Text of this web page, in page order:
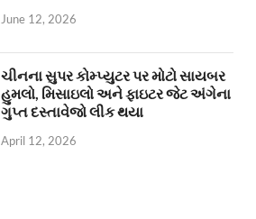
June 12, 2026
ચીનના સુપર કોમ્પ્યુટર પર મોટો સાયબર
હુમલો, મિસાઇલો અને ફાઇટર જેટ અંગેના
ગુપ્ત દસ્તાવેજો લીક થયા
April 12, 2026